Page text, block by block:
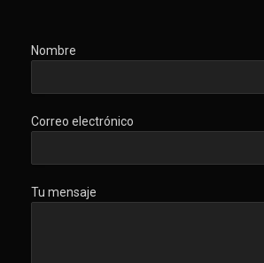
Nombre
Correo electrónico
Tu mensaje